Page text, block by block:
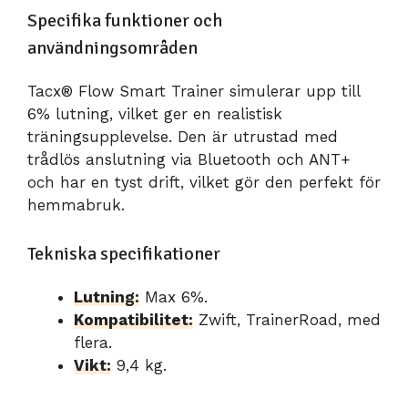
Specifika funktioner och
användningsområden
Tacx® Flow Smart Trainer simulerar upp till
6% lutning, vilket ger en realistisk
träningsupplevelse. Den är utrustad med
trådlös anslutning via Bluetooth och ANT+
och har en tyst drift, vilket gör den perfekt för
hemmabruk.
Tekniska specifikationer
Lutning: Max 6%.
Kompatibilitet: Zwift, TrainerRoad, med
flera.
Vikt: 9,4 kg.